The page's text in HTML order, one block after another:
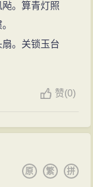
京会试，终于
客3天，当众烧
年2月至1898年7
案牍，掌笺幕
，怡情书画”，将
。算青灯照
。关锁玉台
赞(0)
拼
繁
原